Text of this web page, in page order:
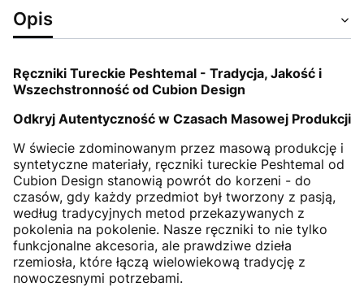
Opis
Ręczniki Tureckie Peshtemal - Tradycja, Jakość i
Wszechstronność od Cubion Design
Odkryj Autentyczność w Czasach Masowej Produkcji
W świecie zdominowanym przez masową produkcję i
syntetyczne materiały, ręczniki tureckie Peshtemal od
Cubion Design stanowią powrót do korzeni - do
czasów, gdy każdy przedmiot był tworzony z pasją,
według tradycyjnych metod przekazywanych z
pokolenia na pokolenie. Nasze ręczniki to nie tylko
funkcjonalne akcesoria, ale prawdziwe dzieła
rzemiosła, które łączą wielowiekową tradycję z
nowoczesnymi potrzebami.